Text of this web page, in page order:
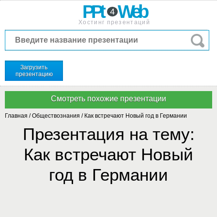
PPt 4 Web
Хостинг презентаций
Загрузить
презентацию
Главная /Обществознания / Как встречают Новый год в Германии
Презентация на тему:
Как встречают Новый
год в Германии